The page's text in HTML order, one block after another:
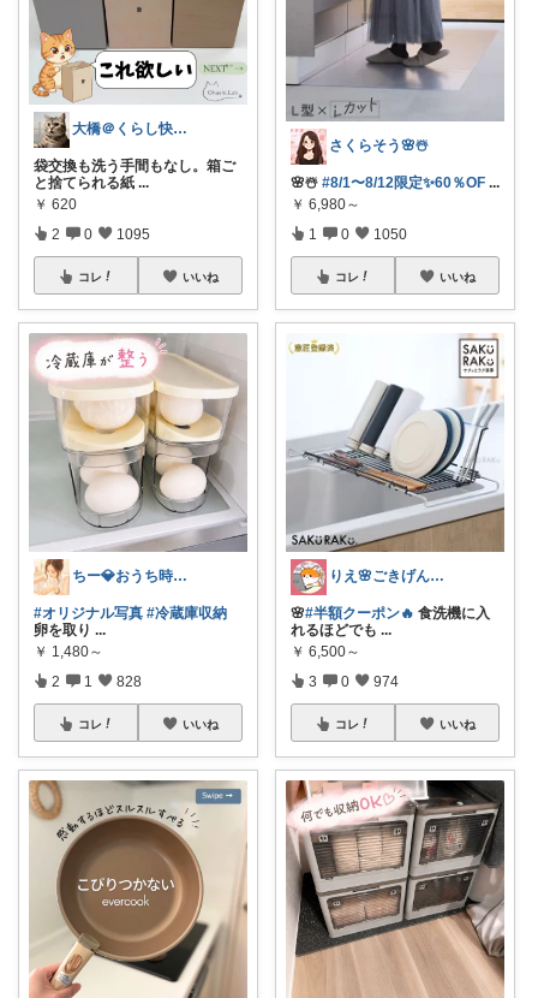
大橋＠くらし快適LAB🌿
袋交換も洗う手間もなし。箱ご
と捨てられる紙 ...
￥ 620
2 0 1095
コレ いいね
ちー💎おうち時間と整える暮らし🏠
#オリジナル写真 #冷蔵庫収納
卵を取り ...
￥ 1,480～
2 1 828
コレ いいね
さくらそう‪🌸☃️
🌸☃️ #8/1〜8/12限定✨60％OF ...
￥ 6,980～
1 0 1050
コレ いいね
りえ🌸ごきげんな暮らし🏠🌿
🌸#半額クーポン🔥 食洗機に入
れるほどでも ...
￥ 6,500～
3 0 974
コレ いいね